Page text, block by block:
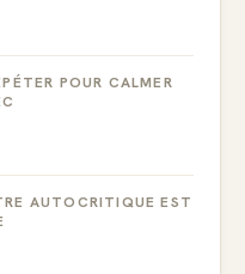
POUR CALMER
AUTOCRITIQUE EST